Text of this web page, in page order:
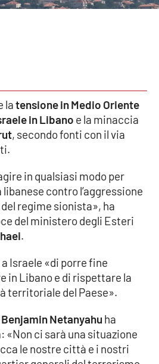
latensione in Medio Oriente
in Libano e la minaccia
, secondo fonti con il via
in qualsiasi modo per
contro l’aggressione
del regime sionista», ha
del ministero degli Esteri
.
Israele «di porre fine
in Libano e di rispettare la
territoriale del Paese».
Benjamin Netanyahu ha
«Non ci sarà una situazione
le nostre città e i nostri